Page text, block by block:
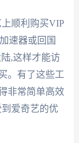
顺利购买VIP
速器或回国
,这样才能访
。有了这些工
非常简单高效
爱奇艺的优